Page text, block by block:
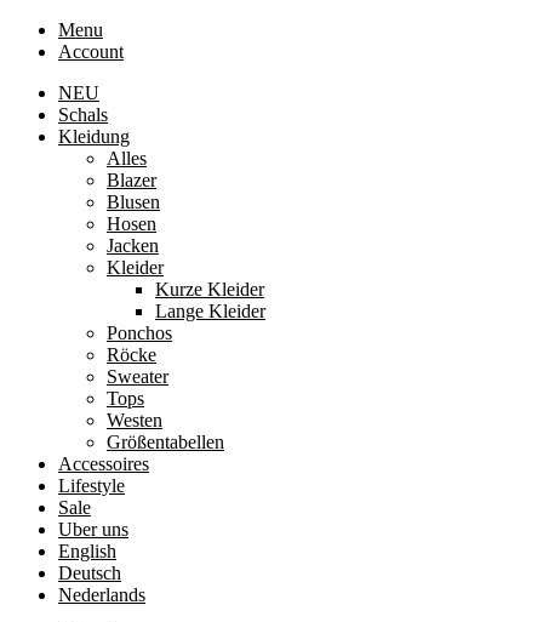
Menu
Account
NEU
Schals
Kleidung
Alles
Blazer
Blusen
Hosen
Jacken
Kleider
Kurze Kleider
Lange Kleider
Ponchos
Röcke
Sweater
Tops
Westen
Größentabellen
Accessoires
Lifestyle
Sale
Uber uns
English
Deutsch
Nederlands